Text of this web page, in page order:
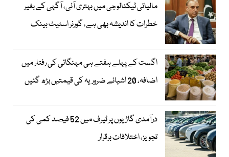
مالیاتی ٹیکنالوجی میں بہتری آئی، آگہی کے بغیر
خطرات کا اندیشہ بھی ہے، گورنر اسٹیٹ بینک
اگست کے پہلے ہفتے ہی مہنگائی کی رفتار میں
اضافہ، 20 اشیائے ضروریہ کی قیمتیں بڑھ گئیں
درآمدی گاڑیوں پر ٹیرف میں 52 فیصد کمی کی
تجویز، اختلافات برقرار